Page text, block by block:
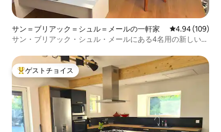
サン＝ブリアック＝シュル＝メールの一軒家 レビュー109
4.94 (109)
サン・ブリアック・シュル・メールにある4名用の新しいア
大好評のゲストチョイスです。
ゲストチョイス